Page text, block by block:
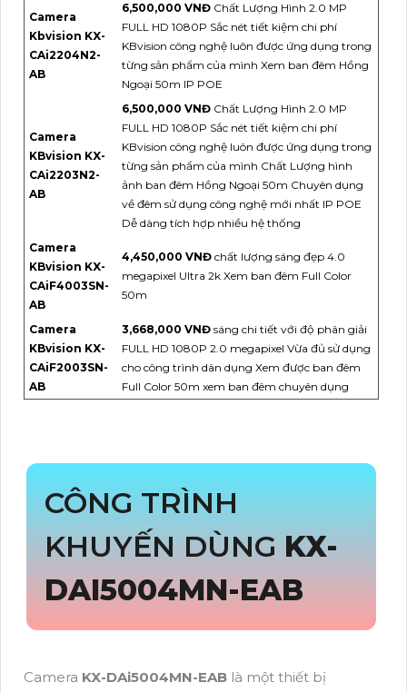
Camera
Kbvision KX-
CAi2204N2-
AB
6,500,000 VNĐ Chất Lượng Hình 2.0 MP
FULL HD 1080P Sắc nét tiết kiệm chi phí
KBvision công nghệ luôn được ứng dụng trong
từng sản phẩm của mình Xem ban đêm Hồng
Ngoại 50m IP POE
Camera
KBvision KX-
CAi2203N2-
AB
6,500,000 VNĐ Chất Lượng Hình 2.0 MP
FULL HD 1080P Sắc nét tiết kiệm chi phí
KBvision công nghệ luôn được ứng dụng trong
từng sản phẩm của mình Chất Lượng hình
ảnh ban đêm Hồng Ngoại 50m Chuyên dụng
về đêm sử dụng công nghệ mới nhất IP POE
Dễ dàng tích hợp nhiều hệ thống
Camera
KBvision KX-
CAiF4003SN-
AB
4,450,000 VNĐ chất lượng sáng đẹp 4.0
megapixel Ultra 2k Xem ban đêm Full Color
50m
Camera
KBvision KX-
CAiF2003SN-
AB
3,668,000 VNĐ sáng chi tiết với độ phân giải
FULL HD 1080P 2.0 megapixel Vừa đủ sử dụng
cho công trình dân dụng Xem được ban đêm
Full Color 50m xem ban đêm chuyên dụng
CÔNG TRÌNH
KHUYẾN DÙNG KX-
DAI5004MN-EAB
Camera KX-DAi5004MN-EAB là một thiết bị